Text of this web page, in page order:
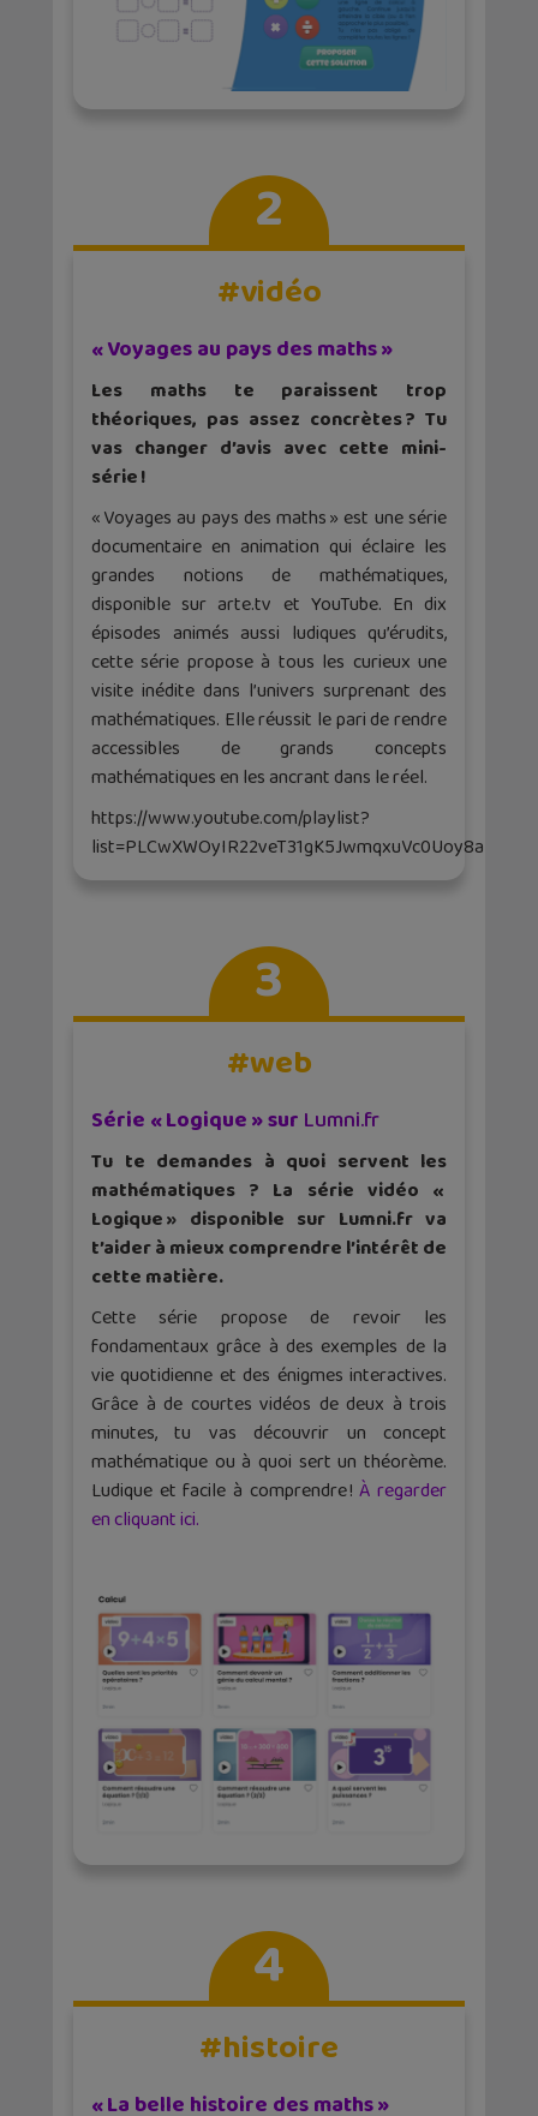
2
#vidéo
« Voyages au pays des maths »
Les maths te paraissent trop
théoriques, pas assez concrètes ? Tu
vas changer d’avis avec cette mini-
série !
« Voyages au pays des maths » est une série
documentaire en animation qui éclaire les
grandes notions de mathématiques,
disponible sur arte.tv et YouTube. En dix
épisodes animés aussi ludiques qu’érudits,
cette série propose à tous les curieux une
visite inédite dans l’univers surprenant des
mathématiques. Elle réussit le pari de rendre
accessibles de grands concepts
mathématiques en les ancrant dans le réel.
https://www.youtube.com/playlist?
list=PLCwXWOyIR22veT31gK5JwmqxuVc0Uoy8a
3
#web
Série « Logique » sur Lumni.fr
Tu te demandes à quoi servent les
mathématiques ? La série vidéo «
Logique » disponible sur Lumni.fr va
t’aider à mieux comprendre l’intérêt de
cette matière.
Cette série propose de revoir les
fondamentaux grâce à des exemples de la
vie quotidienne et des énigmes interactives.
Grâce à de courtes vidéos de deux à trois
minutes, tu vas découvrir un concept
mathématique ou à quoi sert un théorème.
Ludique et facile à comprendre ! À regarder
en cliquant ici.
4
#histoire
« La belle histoire des maths »